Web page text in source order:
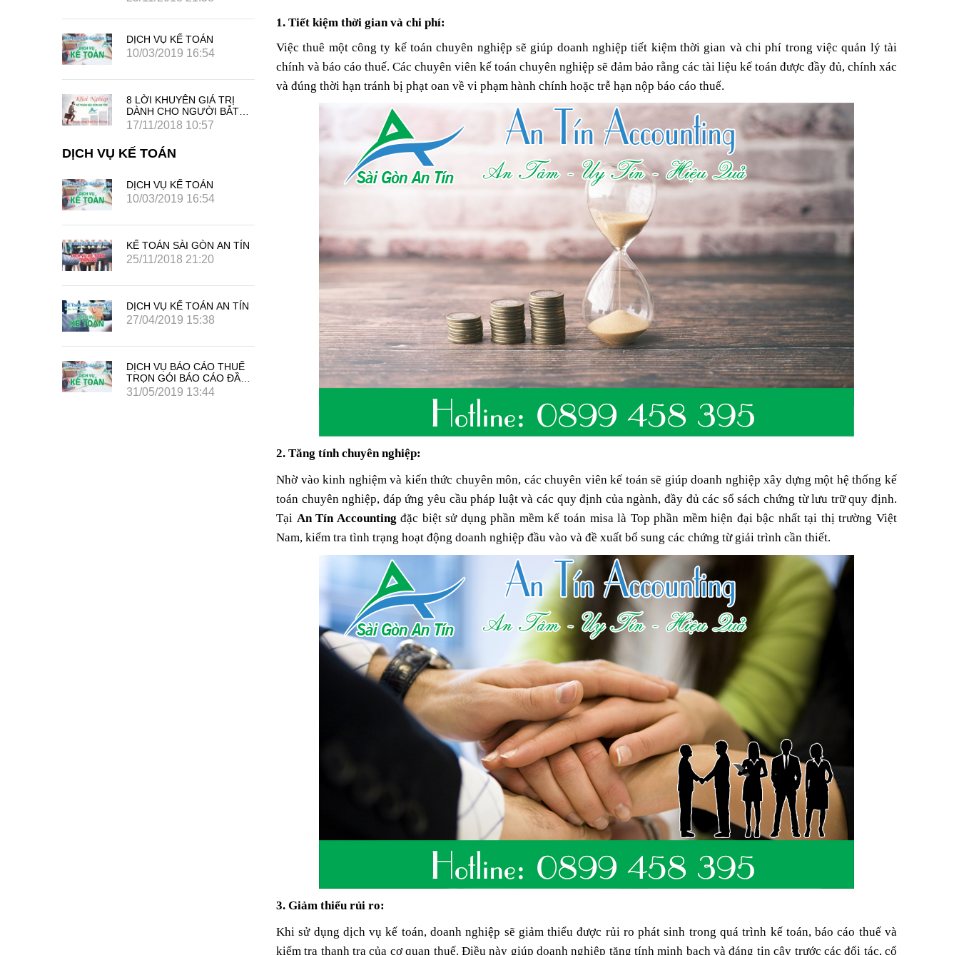
1. Tiết kiệm thời gian và chi phí:
Việc thuê một công ty kế toán chuyên nghiệp sẽ giúp doanh nghiệp tiết kiệm thời gian và chi phí trong việc quản lý tài
chính và báo cáo thuế. Các chuyên viên kế toán chuyên nghiệp sẽ đảm bảo rằng các tài liệu kế toán được đầy đủ, chính xác
và đúng thời hạn tránh bị phạt oan về vi phạm hành chính hoặc trễ hạn nộp báo cáo thuế.
2. Tăng tính chuyên nghiệp:
Nhờ vào kinh nghiệm và kiến thức chuyên môn, các chuyên viên kế toán sẽ giúp doanh nghiệp xây dựng một hệ thống kế
toán chuyên nghiệp, đáp ứng yêu cầu pháp luật và các quy định của ngành, đầy đủ các sổ sách chứng từ lưu trữ quy định.
Tại An Tín Accountingđặc biệt sử dụng phần mềm kế toán misa là Top phần mềm hiện đại bậc nhất tại thị trường Việt
Nam, kiểm tra tình trạng hoạt động doanh nghiệp đầu vào và đề xuất bổ sung các chứng từ giải trình cần thiết.
3. Giảm thiểu rủi ro:
Khi sử dụng dịch vụ kế toán, doanh nghiệp sẽ giảm thiểu được rủi ro phát sinh trong quá trình kế toán, báo cáo thuế và
kiểm tra thanh tra của cơ quan thuế. Điều này giúp doanh nghiệp tăng tính minh bạch và đáng tin cậy trước các đối tác, cổ
DỊCH VỤ KẾ TOÁN
10/03/2019 16:54
8 LỜI KHUYÊN GIÁ TRỊ
DÀNH CHO NGƯỜI BẮT
ĐẦU SỰ NGHIỆP KINH
17/11/2018 10:57
10/03/2019 16:54
DÀNH CHO NGƯỜI BẮT
ĐẦU SỰ NGHIỆP KINH
DOANH RIÊNG CỦA MÌNH
17/11/2018 10:57
DỊCH VỤ KẾ TOÁN
DỊCH VỤ KẾ TOÁN
10/03/2019 16:54
KẾ TOÁN SÀI GÒN AN TÍN
25/11/2018 21:20
DỊCH VỤ KẾ TOÁN AN TÍN
27/04/2019 15:38
DỊCH VỤ BÁO CÁO THUẾ
TRỌN GÓI BÁO CÁO ĐẦY
ĐỦ GIÁ TIẾT KIỆM
31/05/2019 13:44
DỊCH VỤ KẾ TOÁN
KẾ TOÁN SÀI GÒN AN TÍN
25/11/2018 21:20
DỊCH VỤ KẾ TOÁN AN TÍN
27/04/2019 15:38
DỊCH VỤ BÁO CÁO THUẾ
TRỌN GÓI BÁO CÁO ĐẦY
ĐỦ GIÁ TIẾT KIỆM
31/05/2019 13:44
DỊCH VỤ KẾ TOÁN
10/03/2019 16:54
KẾ TOÁN SÀI GÒN AN TÍN
25/11/2018 21:20
DỊCH VỤ KẾ TOÁN AN TÍN
27/04/2019 15:38
DỊCH VỤ BÁO CÁO THUẾ
TRỌN GÓI BÁO CÁO ĐẦY
ĐỦ GIÁ TIẾT KIỆM
31/05/2019 13:44